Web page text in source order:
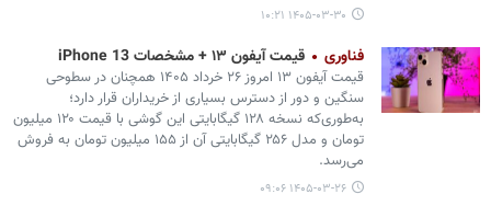
۱۴۰۵-۰۳-۳۰ ۱۰:۲۱
فناوری قیمت آیفون ۱۳ + مشخصات iPhone 13
قیمت آیفون ۱۳ امروز ۲۶ خرداد ۱۴۰۵ همچنان در سطوحی
سنگین و دور از دسترس بسیاری از خریداران قرار دارد؛
به‌طوری‌که نسخه ۱۲۸ گیگابایتی این گوشی با قیمت ۱۲۰ میلیون
تومان و مدل ۲۵۶ گیگابایتی آن از ۱۵۵ میلیون تومان به فروش
می‌رسد.
۱۴۰۵-۰۳-۲۶ ۰۹:۰۶